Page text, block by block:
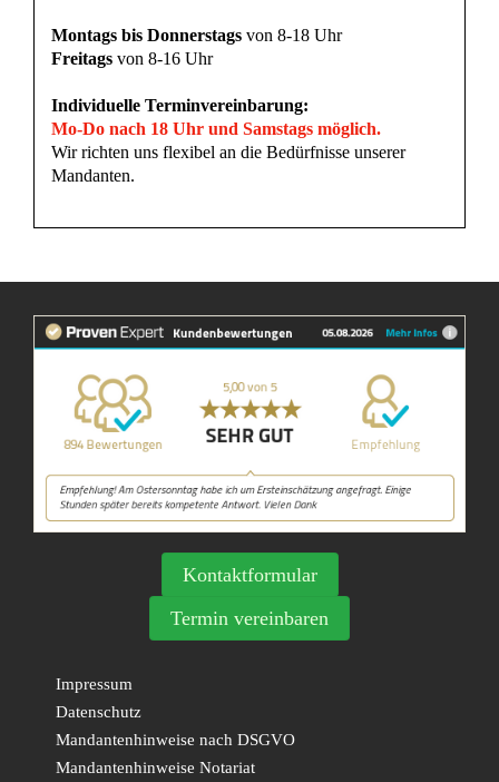
Montags bis Donnerstags von 8-18 Uhr
Freitags von 8-16 Uhr
Individuelle Terminvereinbarung:
Mo-Do nach 18 Uhr und Samstags möglich.
Wir richten uns flexibel an die Bedürfnisse unserer
Mandanten.
Kontaktformular
Termin vereinbaren
Impressum
Datenschutz
Mandantenhinweise nach DSGVO
Mandantenhinweise Notariat